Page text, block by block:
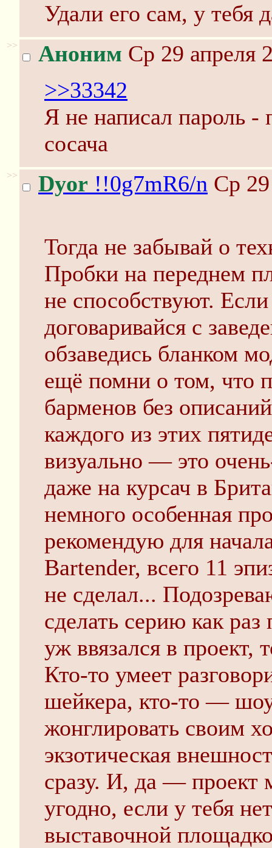
Удали его сам, у тебя
>> Аноним Ср 29 апреля
>>33342
Я не написал пароль -
сосача
>> Dyor !!0g7mR6/n Ср
Тогда не забывай о
Пробки на переднем
не способствуют.
договаривайся с
обзаведись бланком
ещё помни о том, что
барменов без
каждого из этих
визуально — это
даже на курсач в
немного особенная
рекомендую для
Bartender, всего 11
не сделал...
сделать серию как
уж ввязался в проект,
Кто-то умеет
шейкера, кто-то —
жонглировать своим
экзотическая
сразу. И, да — проект
угодно, если у тебя
выставочной